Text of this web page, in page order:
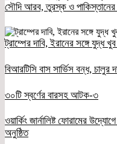
সৌদি আরব, তুরস্ক ও পাকিস্তানের
ট্রাম্পের দাবি, ইরানের সঙ্গে যুদ্ধ
বিআরটিসি বাস সার্ভিস বন্ধ, চালুর
৩০টি স্বর্ণের বারসহ আটক-৩
ওয়ার্কিং জার্নালিষ্ট ফোরামের
অনুষ্ঠিত